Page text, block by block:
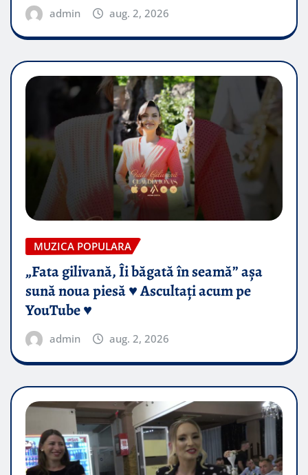
admin aug. 2, 2026
MUZICA POPULARA
„Fata gilivană, Îi băgată în seamă” așa
sună noua piesă ♥️ Ascultați acum pe
YouTube ♥️
admin aug. 2, 2026